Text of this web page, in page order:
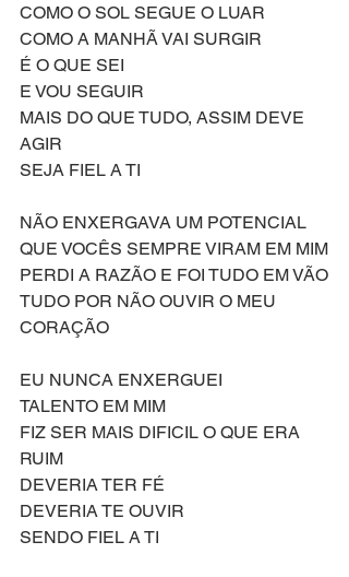
COMO O SOL SEGUE O LUAR
COMO A MANHÃ VAI SURGIR
É O QUE SEI
E VOU SEGUIR
MAIS DO QUE TUDO, ASSIM DEVE
AGIR
SEJA FIEL A TI
NÃO ENXERGAVA UM POTENCIAL
QUE VOCÊS SEMPRE VIRAM EM MIM
PERDI A RAZÃO E FOI TUDO EM VÃO
TUDO POR NÃO OUVIR O MEU
CORAÇÃO
EU NUNCA ENXERGUEI
TALENTO EM MIM
FIZ SER MAIS DIFICIL O QUE ERA
RUIM
DEVERIA TER FÉ
DEVERIA TE OUVIR
SENDO FIEL A TI